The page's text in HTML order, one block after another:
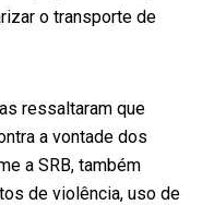
o transporte de
ressaltaram que
a vontade dos
a SRB, também
de violência, uso de